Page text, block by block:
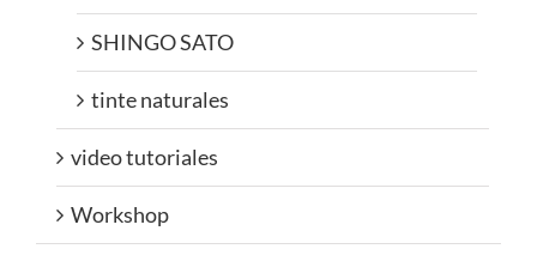
SHINGO SATO
tinte naturales
video tutoriales
Workshop